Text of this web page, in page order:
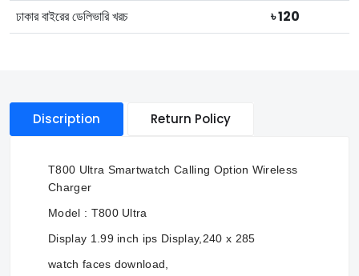
ঢাকার বাইরের ডেলিভারি খরচ
৳ 120
Discription Return Policy
T800 Ultra Smartwatch Calling Option Wireless
Charger
Model : T800 Ultra
Display 1.99 inch ips Display,240 x 285
watch faces download,